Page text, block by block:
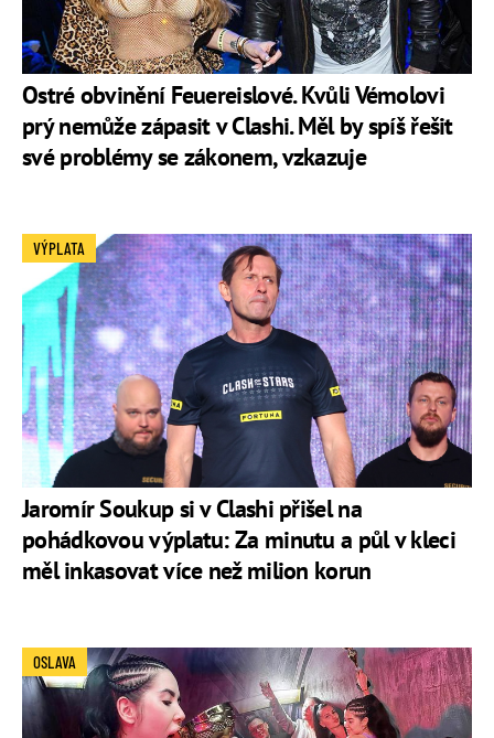
Ostré obvinění Feuereislové. Kvůli Vémolovi
prý nemůže zápasit v Clashi. Měl by spíš řešit
své problémy se zákonem, vzkazuje
Jaromír Soukup si v Clashi přišel na
pohádkovou výplatu: Za minutu a půl v kleci
měl inkasovat více než milion korun
VÝPLATA
OSLAVA